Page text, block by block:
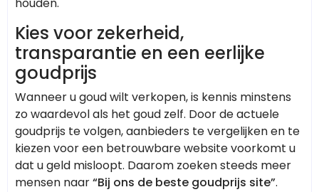
houden.
Kies voor zekerheid,
transparantie en een eerlijke
goudprijs
Wanneer u goud wilt verkopen, is kennis minstens
zo waardevol als het goud zelf. Door de actuele
goudprijs te volgen, aanbieders te vergelijken en te
kiezen voor een betrouwbare website voorkomt u
dat u geld misloopt. Daarom zoeken steeds meer
mensen naar“Bij ons de beste goudprijs site”.